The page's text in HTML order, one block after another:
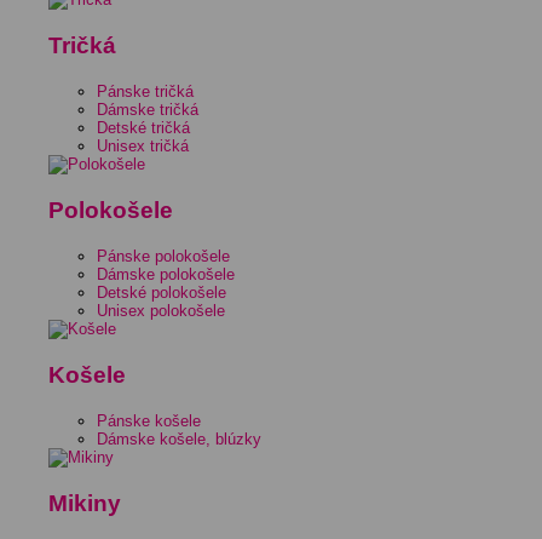
Tričká
Pánske tričká
Dámske tričká
Detské tričká
Unisex tričká
Polokošele
Pánske polokošele
Dámske polokošele
Detské polokošele
Unisex polokošele
Košele
Pánske košele
Dámske košele, blúzky
Mikiny